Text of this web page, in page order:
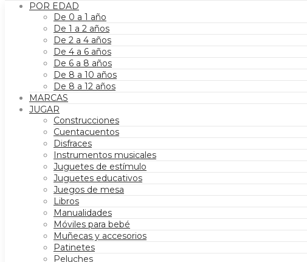
POR EDAD
De 0 a 1 año
De 1 a 2 años
De 2 a 4 años
De 4 a 6 años
De 6 a 8 años
De 8 a 10 años
De 8 a 12 años
MARCAS
JUGAR
Construcciones
Cuentacuentos
Disfraces
Instrumentos musicales
Juguetes de estímulo
Juguetes educativos
Juegos de mesa
Libros
Manualidades
Móviles para bebé
Muñecas y accesorios
Patinetes
Peluches